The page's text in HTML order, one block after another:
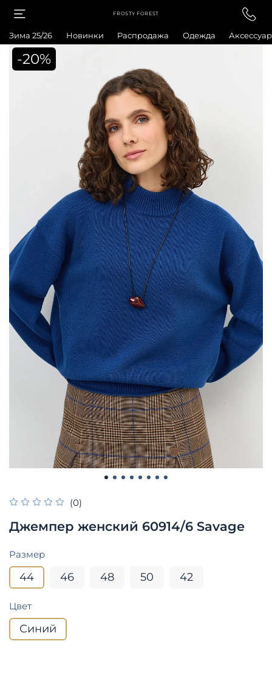
FROSTY FOREST
Зима 25/26 Новинки Распродажа Одежда
-20%
(0)
Джемпер женский 60914/6 Savage
Размер
44 46 48 50 42
Цвет
Синий